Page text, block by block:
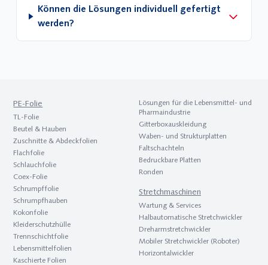
Können die Lösungen individuell gefertigt
werden?
PE-Folie
TL-Folie
Beutel & Hauben
Zuschnitte & Abdeckfolien
Flach­folie
Schlauch­folie
Coex-Folie
Schrumpf­folie
Schrumpf­hauben
Kokon­folie
Kleider­schutz­hülle
Trenn­schicht­folie
Lebens­mittel­folien
Kaschierte Folien
Lösungen für die Lebens­mittel- und
Pharma­industrie
Gitterbox­aus­kleidung
Waben- und Strukturplatten
Faltschachteln
Bedruckbare Platten
Ronden
Stretch­maschinen
Wartung & Services
Halbautomatische Stretchwickler
Dreh­arm­stretch­wickler
Mobiler Stretchwickler (Roboter)
Hori­zontal­wickler